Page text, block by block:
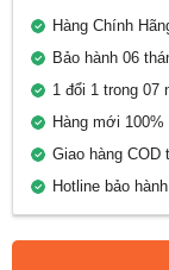
Hàng Chính
Bảo hành 06
1 đổi 1 trong 07
Hàng mới
Giao hàng COD
Hotline bảo